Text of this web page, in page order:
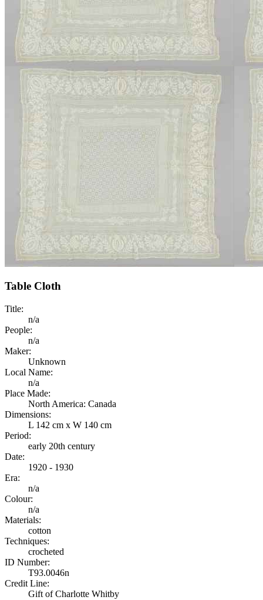
Table Cloth
Title:
n/a
People:
n/a
Maker:
Unknown
Local Name:
n/a
Place Made:
North America: Canada
Dimensions:
L 142 cm x W 140 cm
Period:
early 20th century
Date:
1920 - 1930
Era:
n/a
Colour:
n/a
Materials:
cotton
Techniques:
crocheted
ID Number:
T93.0046n
Credit Line:
Gift of Charlotte Whitby